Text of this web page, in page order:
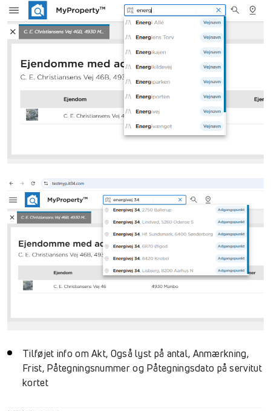
Tilføjet info om Akt, Også lyst på antal, Anmærkning,
Frist, Påtegningsnummer og Påtegningsdato på servitut
kortet